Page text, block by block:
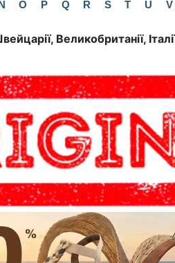
Великобританії,
O P Q R S T U V